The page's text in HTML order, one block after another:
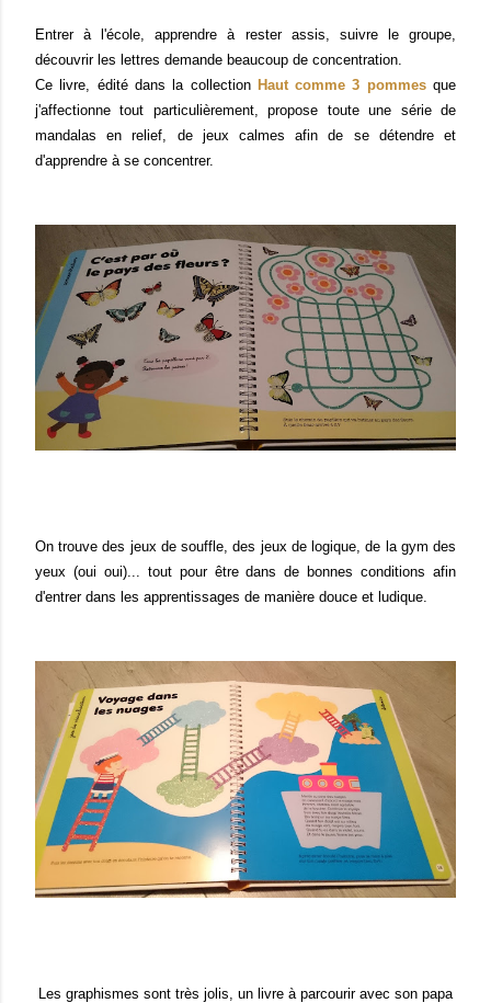
Entrer à l'école, apprendre à rester assis, suivre le groupe,
découvrir les lettres demande beaucoup de concentration.
Ce livre, édité dans la collection Haut comme 3 pommesque
j'affectionne tout particulièrement, propose toute une série de
mandalas en relief, de jeux calmes afin de se détendre et
d'apprendre à se concentrer.
On trouve des jeux de souffle, des jeux de logique, de la gym des
yeux (oui oui)... tout pour être dans de bonnes conditions afin
d'entrer dans les apprentissages de manière douce et ludique.
Les graphismes sont très jolis, un livre à parcourir avec son papa